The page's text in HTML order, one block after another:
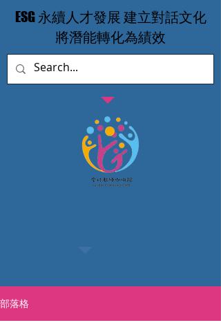
​ESG 永續人才發展 建立對話文化
​將潛能轉化為績效
部落格